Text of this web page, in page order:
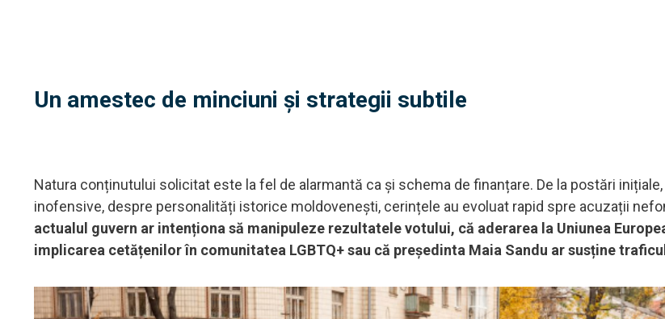
Un amestec de minciuni și strategii subtile
Natura conținutului solicitat este la fel de alarmantă ca și schema de finanțare. De la postări
inofensive, despre personalități istorice moldovenești, cerințele au evoluat rapid spre acuzații
actualul guvern ar intenționa să manipuleze rezultatele votului, că aderarea la Uniunea
implicarea cetățenilor în comunitatea LGBTQ+ sau că președinta Maia Sandu ar susține